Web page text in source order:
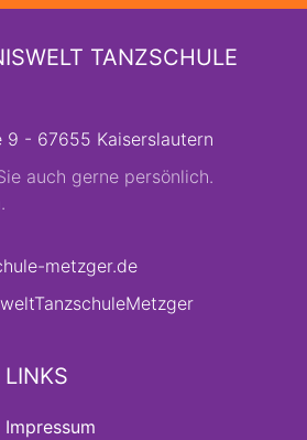
TANZSCHULE
9 - 67655 Kaiserslautern
auch gerne persönlich.
metzger.de
LINKS
Impressum